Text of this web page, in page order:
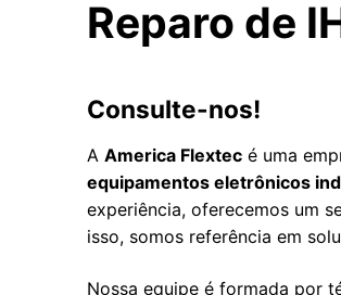
Reparo de
Consulte-nos!
A America Flextec é uma
equipamentos eletrônicos
experiência, oferecemos um
isso, somos referência em
Nossa equipe é formada por